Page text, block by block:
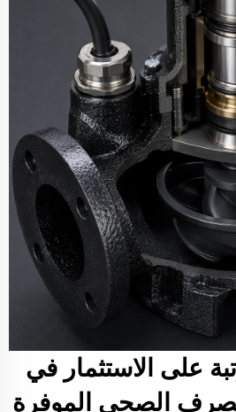
على الاستثمار في
الصحي الموفرة